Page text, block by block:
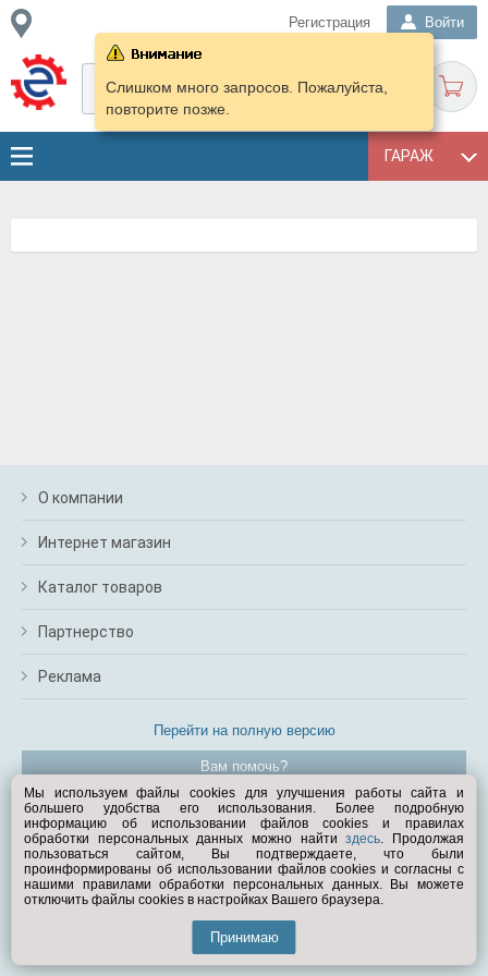
Регистрация Войти
ГАРАЖ
Слишком много запросов. Пожалуйста,
повторите позже.
О компании
Интернет магазин
Каталог товаров
Партнерство
Реклама
Перейти на полную версию
Вам помочь?
© Exist.ru 1998—2026
Мы используем файлы cookies для улучшения работы сайта и
большего удобства его использования. Более подробную
информацию об использовании файлов cookies и правилах
обработки персональных данных можно найтиздесь. Продолжая
пользоваться сайтом, Вы подтверждаете, что были
проинформированы об использовании файлов cookies и согласны с
нашими правилами обработки персональных данных. Вы можете
отключить файлы cookies в настройках Вашего браузера.
Принимаю